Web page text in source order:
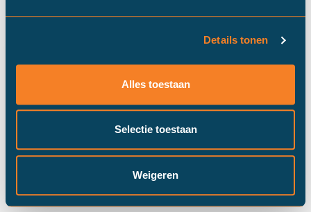
Details tonen
Alles toestaan
Selectie toestaan
Weigeren
Duinstra Melis Makelaars maakt
gebruik van cookies om ervoor te
mogelijk draait​. Klik op “Prima!”, om
pas je instellingen via "cookie
Prima!